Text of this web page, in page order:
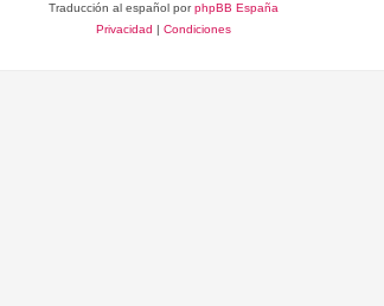
Traducción al español porphpBB España
Privacidad | Condiciones